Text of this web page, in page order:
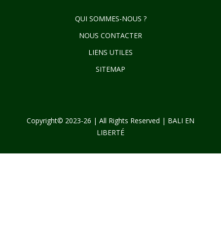
QUI SOMMES-NOUS ?
NOUS CONTACTER
LIENS UTILES
SITEMAP
Copyright© 2023-26 | All Rights Reserved | BALI EN
LIBERTÉ